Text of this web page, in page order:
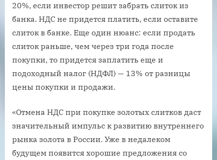
20%, если инвестор решит забрать слиток из
банка. НДС не придется платить, если оставите
слиток в банке. Еще один нюанс: если продать
слиток раньше, чем через три года после
покупки, то придется заплатить еще и
подоходный налог (НДФЛ) — 13% от разницы
цены покупки и продажи.
«Отмена НДС при покупке золотых слитков даст
значительный импульс к развитию внутреннего
рынка золота в России. Уже в недалеком
будущем появится хорошие предложения со